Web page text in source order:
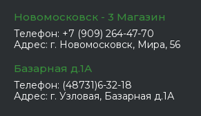
Новомосковск - 3 Магазин
Телефон: +7 (909) 264-47-70
Адрес: г. Новомосковск, Мира, 56
Базарная д.1А
Телефон: (48731)6-32-18
Адрес: г. Узловая, Базарная д.1А